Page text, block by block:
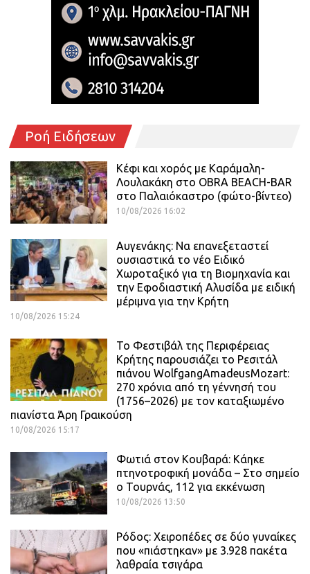
Ροή Ειδήσεων
Κέφι και χορός με Καράμαλη-
Λουλακάκη στο OBRA BEACH-BAR
στο Παλαιόκαστρο (φώτο-βίντεο)
10/08/2026 16:02
Αυγενάκης: Να επανεξεταστεί
ουσιαστικά το νέο Ειδικό
Χωροταξικό για τη Βιομηχανία και
την Εφοδιαστική Αλυσίδα με ειδική
μέριμνα για την Κρήτη
10/08/2026 15:24
Το Φεστιβάλ της Περιφέρειας
Κρήτης παρουσιάζει το Ρεσιτάλ
πιάνου WolfgangAmadeusMozart:
270 χρόνια από τη γέννησή του
(1756–2026) με τον καταξιωμένο
πιανίστα Άρη Γραικούση
10/08/2026 15:17
Φωτιά στον Κουβαρά: Κάηκε
πτηνοτροφική μονάδα – Στο σημείο
ο Τουρνάς, 112 για εκκένωση
10/08/2026 13:50
Ρόδος: Χειροπέδες σε δύο γυναίκες
που «πιάστηκαν» με 3.928 πακέτα
λαθραία τσιγάρα